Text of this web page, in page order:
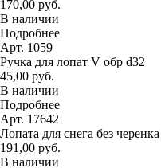
170,00 руб.
В наличии
Подробнее
Арт. 1059
Ручка для лопат V обр d32
45,00 руб.
В наличии
Подробнее
Арт. 17642
Лопата для снега без
191,00 руб.
В наличии